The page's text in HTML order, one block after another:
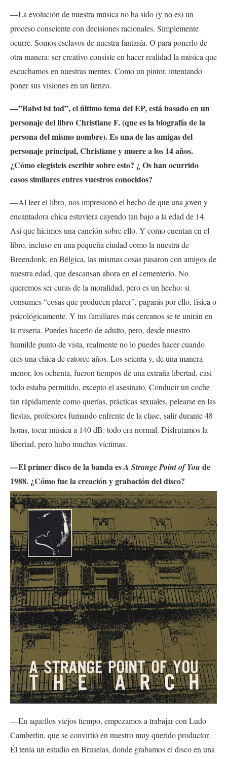
—La evolución de nuestra música no ha sido (y no es) un
proceso consciente con decisiones racionales. Simplemente
ocurre. Somos esclavos de nuestra fantasía. O para ponerlo de
otra manera: ser creativo consiste en hacer realidad la música que
escuchamos en nuestras mentes. Como un pintor, intentando
poner sus visiones en un lienzo.
—”Babsi ist tod”, el último tema del EP, está basado en un
personaje del libro Christiane F. (que es la biografía de la
persona del mismo nombre). Es una de las amigas del
personaje principal, Christiane y muere a los 14 años.
¿Cómo elegisteis escribir sobre esto? ¿ Os han ocurrido
casos similares entres vuestros conocidos?
—Al leer el libro, nos impresionó el hecho de que una joven y
encantadora chica estuviera cayendo tan bajo a la edad de 14.
Así que hicimos una canción sobre ello. Y como cuentan en el
libro, incluso en una pequeña ciudad como la nuestra de
Breendonk, en Bélgica, las mismas cosas pasaron con amigos de
nuestra edad, que descansan ahora en el cementerio. No
queremos ser curas de la moralidad, pero es un hecho: si
consumes “cosas que producen placer”, pagarás por ello, física o
psicológicamente. Y tus familiares más cercanos se te unirán en
la miseria. Puedes hacerlo de adulto, pero, desde nuestro
humilde punto de vista, realmente no lo puedes hacer cuando
eres una chica de catorce años. Los setenta y, de una manera
menor, los ochenta, fueron tiempos de una extraña libertad, casi
todo estaba permitido, excepto el asesinato. Conducir un coche
tan rápidamente como querías, prácticas sexuales, pelearse en las
fiestas, profesores fumando enfrente de la clase, salir durante 48
horas, tocar música a 140 dB: todo era normal. Disfrutamos la
libertad, pero hubo muchas víctimas.
—El primer disco de la banda esA Strange Point of You de
1988. ¿Cómo fue la creación y grabación del disco?
—En aquellos viejos tiempo, empezamos a trabajar con Ludo
Camberlin, que se convirtió en nuestro muy querido productor.
Él tenía un estudio en Bruselas, donde grabamos el disco en una